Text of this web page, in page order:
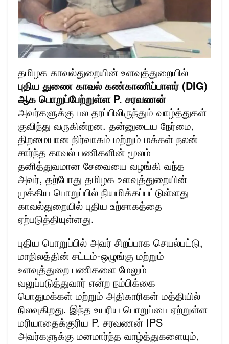
தமிழக காவல்துறையின் உளவுத்துறையில்
புதிய துணை காவல் கண்காணிப்பாளர் (DIG)
ஆக பொறுப்பேற்றுள்ள P. சரவணன்
அவர்களுக்கு பல தரப்பிலிருந்தும் வாழ்த்துகள்
குவிந்து வருகின்றன. தன்னுடைய நேர்மை,
திறமையான நிர்வாகம் மற்றும் மக்கள் நலன்
சார்ந்த காவல் பணிகளின் மூலம்
தனித்துவமான சேவையை வழங்கி வந்த
அவர், தற்போது தமிழக உளவுத்துறையின்
முக்கிய பொறுப்பில் நியமிக்கப்பட்டுள்ளது
காவல்துறையில் புதிய உற்சாகத்தை
ஏற்படுத்தியுள்ளது.
புதிய பொறுப்பில் அவர் சிறப்பாக செயல்பட்டு,
மாநிலத்தின் சட்டம்-ஒழுங்கு மற்றும்
உளவுத்துறை பணிகளை மேலும்
வலுப்படுத்துவார் என்ற நம்பிக்கை
பொதுமக்கள் மற்றும் அதிகாரிகள் மத்தியில்
நிலவுகிறது. இந்த உயரிய பொறுப்பை ஏற்றுள்ள
மரியாதைக்குரிய P. சரவணன் IPS
அவர்களுக்கு மனமார்ந்த வாழ்த்துகளையும்,